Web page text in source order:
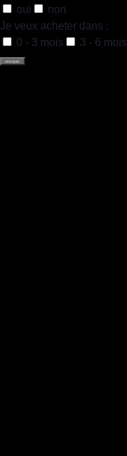
oui
non
Je veux acheter dans :
0 - 3 mois
3 - 6 mois
envoyez